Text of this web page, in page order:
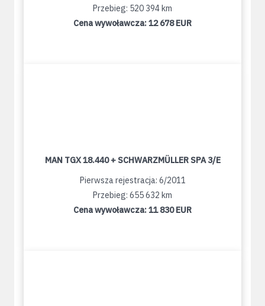
Przebieg: 520 394 km
Cena wywoławcza:12 678 EUR
MAN TGX 18.440 + SCHWARZMÜLLER SPA 3/E
Pierwsza rejestracja: 6/2011
Przebieg: 655 632 km
Cena wywoławcza:11 830 EUR